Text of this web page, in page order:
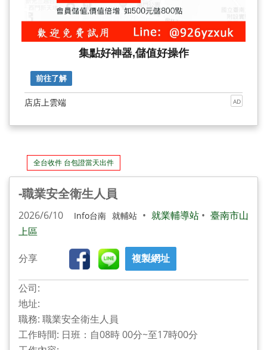
集點好神器,儲值好操作
前往了解
店店上雲端 AD
全台收件 台包證當天出件
-職業安全衛生人員
2026/6/10 Info台南 就輔站 • 就業輔導站 • 臺南市山
上區
分享 複製網址
公司:
地址:
職務: 職業安全衛生人員
工作時間: 日班：自08時 00分~至17時00分